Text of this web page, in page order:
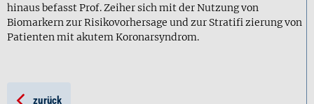
hinaus befasst Prof. Zeiher sich mit der Nutzung von
Biomarkern zur Risikovorhersage und zur Stratifi zierung von
Patienten mit akutem Koronarsyndrom.
zurück